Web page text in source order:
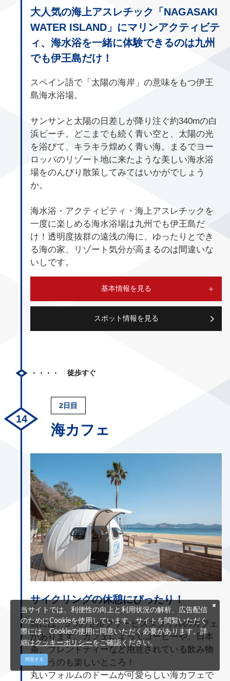
大人気の海上アスレチック「NAGASAKI
WATER ISLAND」にマリンアクティビテ
ィ、海水浴を一緒に体験できるのは九州
でも伊王島だけ！
スペイン語で「太陽の海岸」の意味をもつ伊王
島海水浴場。
サンサンと太陽の日差しが降り注ぐ約340mの白
浜ビーチ。どこまでも続く青い空と、太陽の光
を浴びて、キラキラ煌めく青い海。まるでヨー
ロッパのリゾート地に来たような美しい海水浴
場をのんびり散策してみてはいかがでしょう
か。
海水浴・アクティビティ・海上アスレチックを
一度に楽しめる海水浴場は九州でも伊王島だ
け！透明度抜群の遠浅の海に、ゆったりとでき
る海の家、リゾート気分が高まるのは間違いな
いしです。
基本情報を見る
スポット情報を見る
徒歩すぐ
2日目
海カフェ
サイクリングの休憩にぴったり！
島には、5つのセルフサービススタイルのカフェ
があります。カフェによってコーヒーや、日本
茶、ブレンドティーなど用意されている飲み物
が違うのも楽しいところ！
丸いフォルムのドームが可愛らしい海カフェで
当サイトでは、利便性の向上と利用状況の解析、広告配信
のためにCookieを使用しています。サイトを閲覧いただく
際には、Cookieの使用に同意いただく必要があります。詳
細はクッキーポリシーをご確認ください。
同意する